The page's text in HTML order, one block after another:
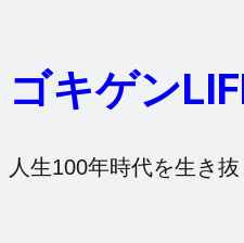
を
キ
ゴキゲン
人生100年時代を生き